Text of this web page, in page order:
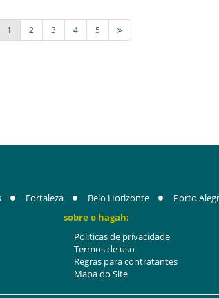
1 2 3 4 5
Fortaleza Belo Horizonte Porto
sobre o hagah:
Politicas de privacidade
Termos de uso
Regras para contratantes
Mapa do Site